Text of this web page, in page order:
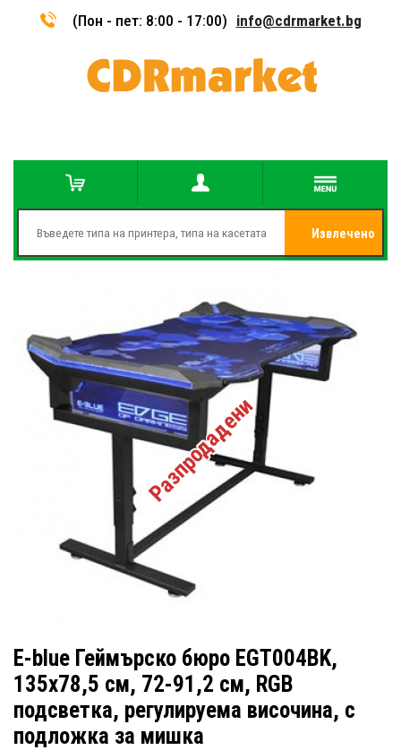
(Пон - пет: 8:00 - 17:00) info@cdrmarket.bg
Извлечено
Разпродадени
E-blue Геймърско бюро EGT004BK,
135x78,5 см, 72-91,2 см, RGB
подсветка, регулируема височина, с
подложка за мишка